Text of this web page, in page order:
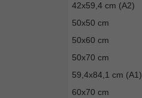
42x59,4 cm (A2)
50x50 cm
50x60 cm
50x70 cm
59,4x84,1 cm (A1)
60x70 cm